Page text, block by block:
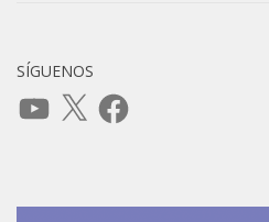
SÍGUENOS
YouTube
X Facebook